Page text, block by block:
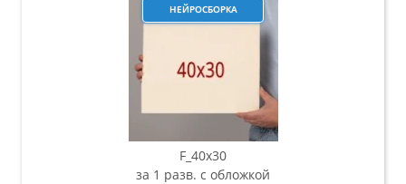
НЕЙРОСБОРКА
F_40x30
за 1 разв. с обложкой